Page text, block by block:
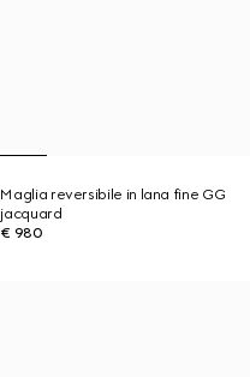
Maglia reversibile in lana fine GG
jacquard
€ 980